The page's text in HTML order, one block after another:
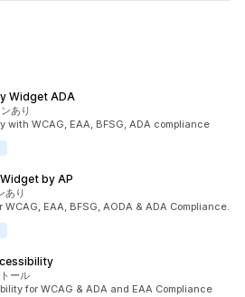
Widget ADA
あり
with WCAG, EAA, BFSG, ADA compliance
by AP
あり
EAA, BFSG, AODA & ADA Compliance.
ール
for WCAG & ADA and EAA Compliance